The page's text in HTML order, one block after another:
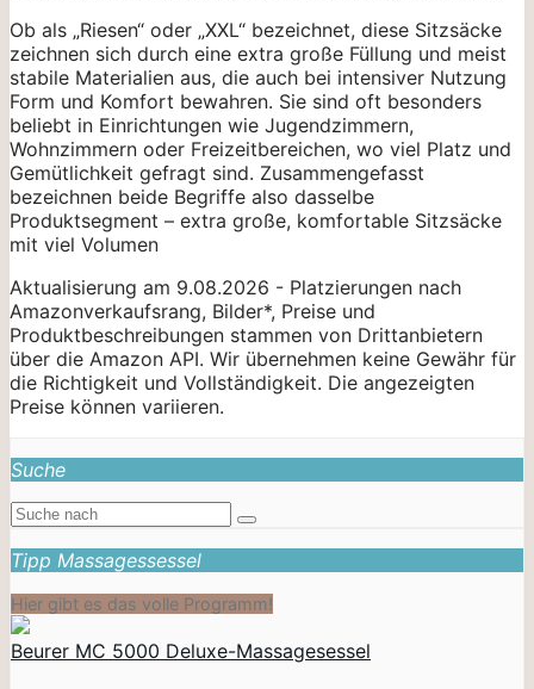
Ob als „Riesen“ oder „XXL“ bezeichnet, diese Sitzsäcke
zeichnen sich durch eine extra große Füllung und meist
stabile Materialien aus, die auch bei intensiver Nutzung
Form und Komfort bewahren. Sie sind oft besonders
beliebt in Einrichtungen wie Jugendzimmern,
Wohnzimmern oder Freizeitbereichen, wo viel Platz und
Gemütlichkeit gefragt sind. Zusammengefasst
bezeichnen beide Begriffe also dasselbe
Produktsegment – extra große, komfortable Sitzsäcke
mit viel Volumen
Aktualisierung am 9.08.2026 - Platzierungen nach
Amazonverkaufsrang, Bilder*, Preise und
Produktbeschreibungen stammen von Drittanbietern
über die Amazon API. Wir übernehmen keine Gewähr für
die Richtigkeit und Vollständigkeit. Die angezeigten
Preise können variieren.
Suche
Tipp Massagessessel
Hier gibt es das volle Programm!
Beurer MC 5000 Deluxe-Massagesessel